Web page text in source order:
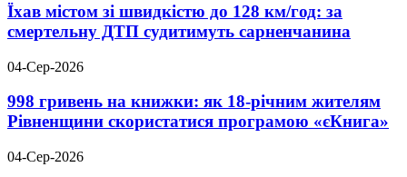
Їхав містом зі швидкістю до 128 км/год: за
смертельну ДТП судитимуть сарненчанина
04-Сер-2026
998 гривень на книжки: як 18-річним жителям
Рівненщини скористатися програмою «єКнига»
04-Сер-2026